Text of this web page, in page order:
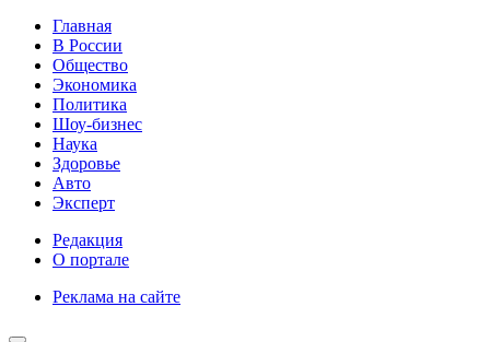
Главная
В России
Общество
Экономика
Политика
Шоу-бизнес
Наука
Здоровье
Авто
Эксперт
Редакция
О портале
Реклама на сайте